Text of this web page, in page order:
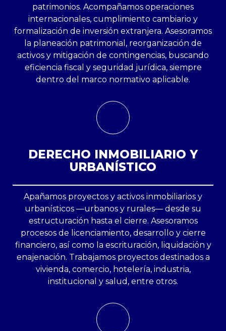
patrimonios. Acompañamos operaciones
internacionales, cumplimiento cambiario y
formalización de inversión extranjera. Asesoramos
la planeación patrimonial, reorganización de
activos y mitigación de contingencias, buscando
eficiencia fiscal y seguridad jurídica, siempre
dentro del marco normativo aplicable.
DERECHO INMOBILIARIO Y
URBANÍSTICO
Apañamos proyectos y activos inmobiliarios y
urbanísticos —urbanos y rurales— desde su
estructuración hasta el cierre. Asesoramos
procesos de licenciamiento, desarrollo y cierre
financiero, así como la escrituración, liquidación y
enajenación. Trabajamos proyectos destinados a
vivienda, comercio, hotelería, industria,
institucional y salud, entre otros.